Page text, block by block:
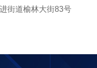
街道榆林大街83号